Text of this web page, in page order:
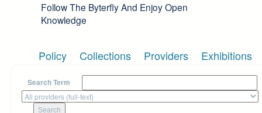
Follow The Byterfly And Enjoy Open
Knowledge
Policy Collections Providers Exhibitions
Search Term